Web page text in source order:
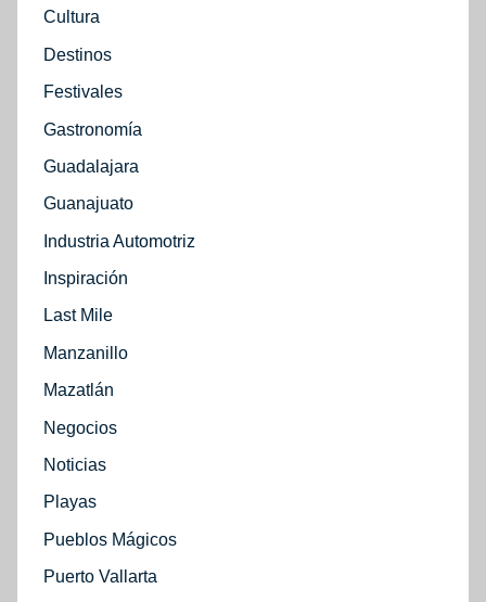
Cultura
Destinos
Festivales
Gastronomía
Guadalajara
Guanajuato
Industria Automotriz
Inspiración
Last Mile
Manzanillo
Mazatlán
Negocios
Noticias
Playas
Pueblos Mágicos
Puerto Vallarta